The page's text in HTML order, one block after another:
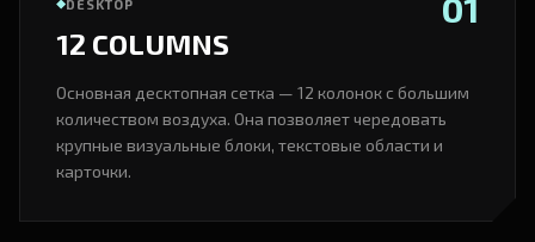
DESKTOP
12 COLUMNS
Основная десктопная сетка — 12 колонок с большим
количеством воздуха. Она позволяет чередовать
крупные визуальные блоки, текстовые области и
карточки.